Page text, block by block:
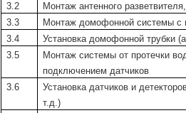
3.2 Монтаж антенного
3.3
Монтаж домофонной системы с
3.4
Установка домофонной трубки
3.5
Монтаж системы от протечки
подключением датчиков
3.6
Установка датчиков и
т.д.)